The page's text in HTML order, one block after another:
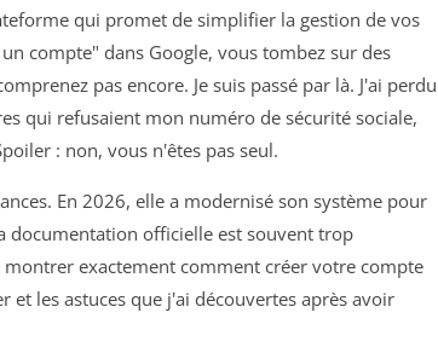
qui promet de simplifier la gestion de vos
compte" dans Google, vous tombez sur des
pas encore. Je suis passé par là. J'ai perdu
qui refusaient mon numéro de sécurité sociale,
: non, vous n'êtes pas seul.
En 2026, elle a modernisé son système pour
documentation officielle est souvent trop
exactement comment créer votre compte
et les astuces que j'ai découvertes après avoir